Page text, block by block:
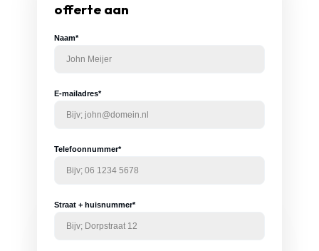
offerte aan
Naam*
E-mailadres*
Telefoonnummer*
Straat + huisnummer*